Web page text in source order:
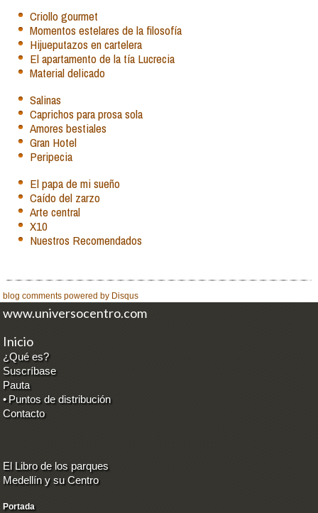
Criollo gourmet
Momentos estelares de la filosofía
Hijueputazos en cartelera
El apartamento de la tía Lucrecia
Material delicado
Salinas
Caprichos para prosa sola
Amores bestiales
Gran Hotel
Peripecia
El papa de mi sueño
Caído del zarzo
Arte central
X10
Nuestros Recomendados
blog comments powered by Disqus
www.universocentro.com
Inicio
¿Qué es?
Suscríbase
Pauta
• Puntos de distribución
Contacto
El Libro de los parques
Medellín y su Centro
Portada